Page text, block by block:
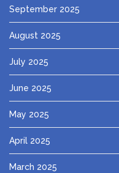
September 2025
August 2025
July 2025
June 2025
May 2025
April 2025
March 2025